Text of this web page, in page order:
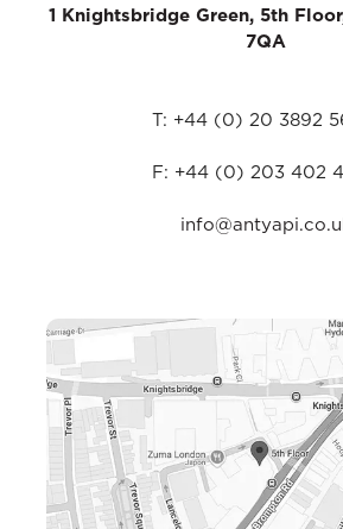
1 Knightsbridge Green, 5th
7QA
T: +44 (0) 20 3892
F: +44 (0) 203 402